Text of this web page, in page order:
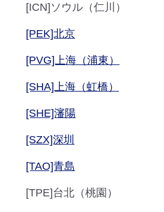
[ICN]ソウル（仁川）
[PEK]北京
[PVG]上海（浦東）
[SHA]上海（虹橋）
[SHE]瀋陽
[SZX]深圳
[TAO]青島
[TPE]台北（桃園）